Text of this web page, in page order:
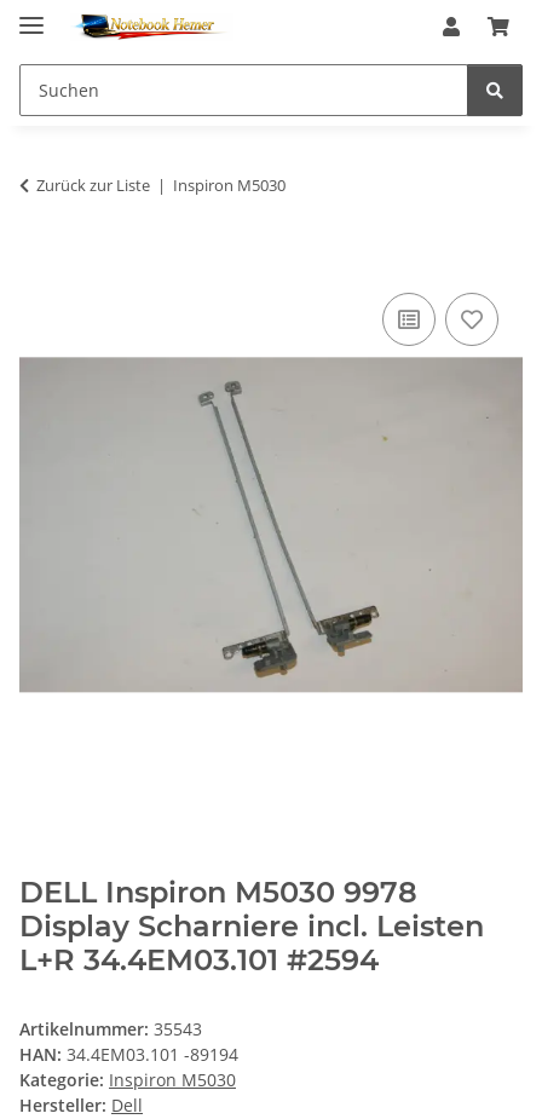
Zurück zur Liste Inspiron M5030
DELL Inspiron M5030 9978
Display Scharniere incl. Leisten
L+R 34.4EM03.101 #2594
Artikelnummer: 35543
HAN: 34.4EM03.101 -89194
Kategorie: Inspiron M5030
Hersteller: Dell